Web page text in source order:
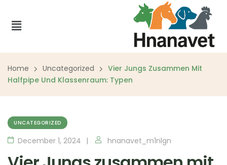
Home Uncategorized
Vier Jungs Zusammen Mit
Halfpipe Und Klassenraum: Typen
UNCATEGORIZED
December 1, 2024 hnanavet_m1nlgn